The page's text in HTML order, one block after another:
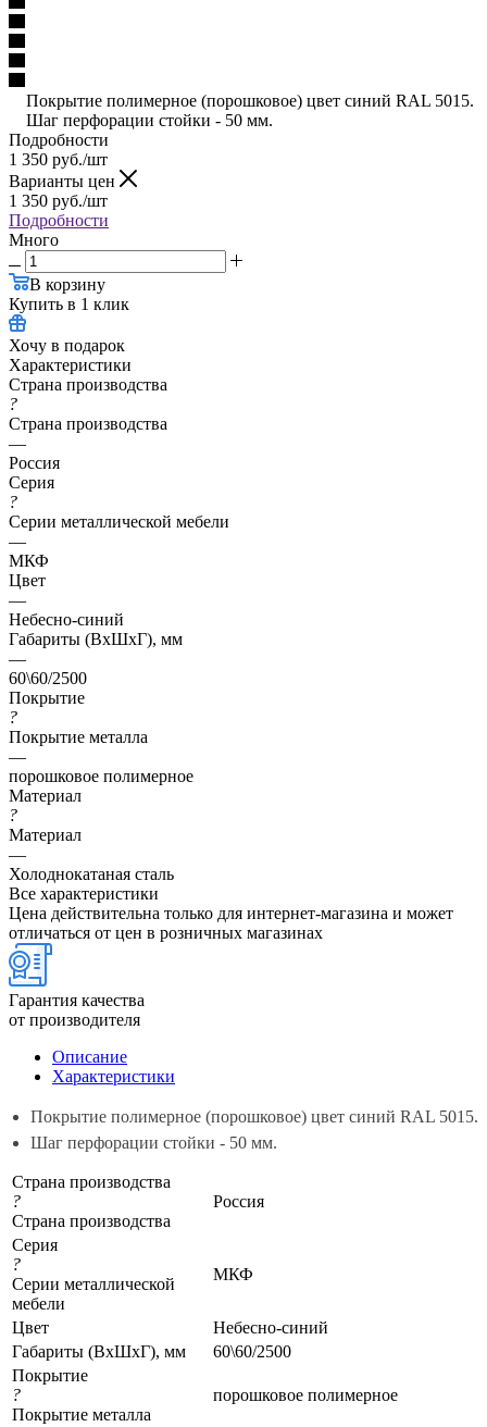
Покрытие полимерное (порошковое) цвет синий RAL 5015.
Шаг перфорации стойки - 50 мм.
Подробности
1 350 руб./шт
Варианты цен
1 350 руб./шт
Подробности
Много
В корзину
Купить в 1 клик
Хочу в подарок
Характеристики
Страна производства
?
Страна производства
—
Россия
Серия
?
Серии металлической мебели
—
МКФ
Цвет
—
Небесно-синий
Габариты (ВхШхГ), мм
—
60\60/2500
Покрытие
?
Покрытие металла
—
порошковое полимерное
Материал
?
Материал
—
Холоднокатаная сталь
Все характеристики
Цена действительна только для интернет-магазина и может
отличаться от цен в розничных магазинах
Гарантия качества
от производителя
Описание
Характеристики
Покрытие полимерное (порошковое) цвет синий RAL 5015.
Шаг перфорации стойки - 50 мм.
Страна производства
?
Страна производства
Россия
Серия
?
Серии металлической
мебели
МКФ
Цвет
Небесно-синий
Габариты (ВхШхГ), мм
60\60/2500
Покрытие
?
Покрытие металла
порошковое полимерное